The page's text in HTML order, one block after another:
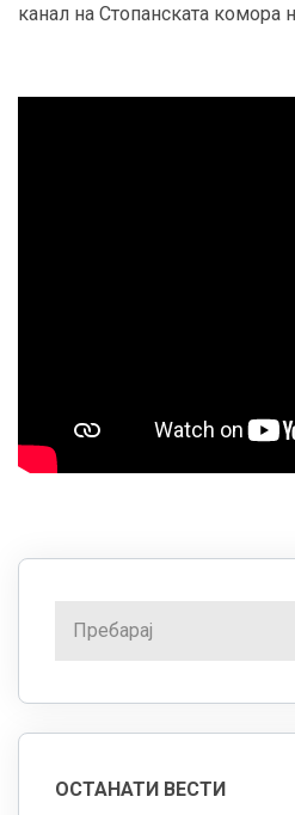
канал на Стопанската комора
ОСТАНАТИ ВЕСТИ